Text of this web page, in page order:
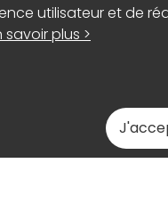
utilisateur et de
savoir plus >